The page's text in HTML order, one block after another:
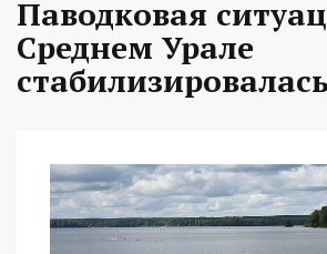
Паводковая
Среднем Урале
стабилизировалась